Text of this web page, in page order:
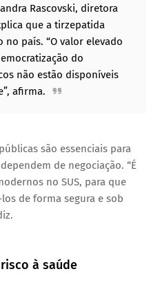
Rascovski, diretora
que a tirzepatida
país. “O valor elevado
do
não estão disponíveis
afirma.
são essenciais para
de negociação. “É
no SUS, para que
de forma segura e sob
à saúde